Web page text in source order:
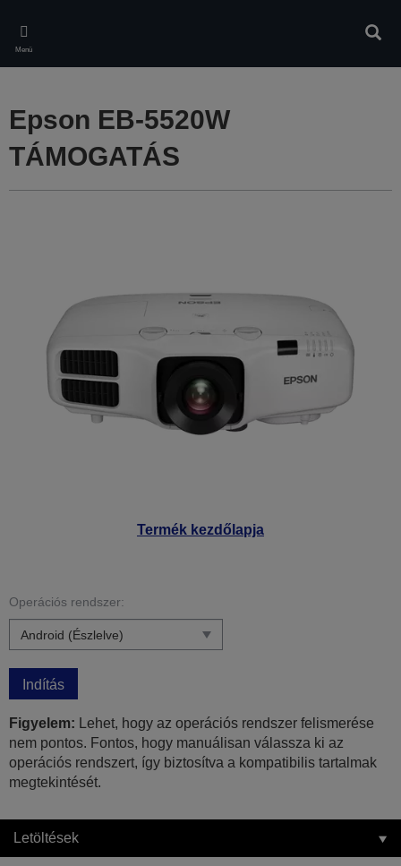
main
content
Menü
Termék kezdőlapja
Epson EB-5520W
TÁMOGATÁS
Operációs rendszer:
Indítás
Figyelem: Lehet, hogy az operációs rendszer felismerése
nem pontos. Fontos, hogy manuálisan válassza ki az
operációs rendszert, így biztosítva a kompatibilis tartalmak
megtekintését.
Letöltések